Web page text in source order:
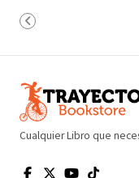
Cualquier Libro que